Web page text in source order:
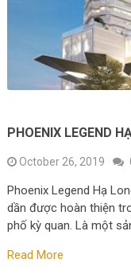
PHOENIX LEGEND
October 26, 2019
Phoenix Legend Hạ
dần được hoàn thiện
phố kỳ quan. Là một
Read More